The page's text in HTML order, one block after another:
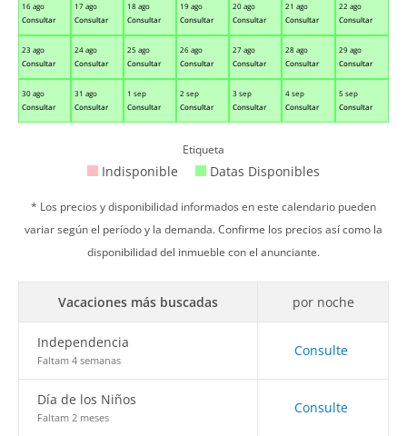
16 ago
Consultar
17 ago
Consultar
18 ago
Consultar
19 ago
Consultar
20 ago
Consultar
21 ago
Consultar
22 ago
Consultar
23 ago
Consultar
24 ago
Consultar
25 ago
Consultar
26 ago
Consultar
27 ago
Consultar
28 ago
Consultar
29 ago
Consultar
30 ago
Consultar
31 ago
Consultar
1 sep
Consultar
2 sep
Consultar
3 sep
Consultar
4 sep
Consultar
5 sep
Consultar
Etiqueta
Indisponible Datas Disponibles
* Los precios y disponibilidad informados en este calendario pueden
variar según el período y la demanda. Confirme los precios así como la
disponibilidad del inmueble con el anunciante.
Vacaciones más buscadas por noche
Independencia
Faltam 4 semanas
Consulte
Día de los Niños
Faltam 2 meses
Consulte